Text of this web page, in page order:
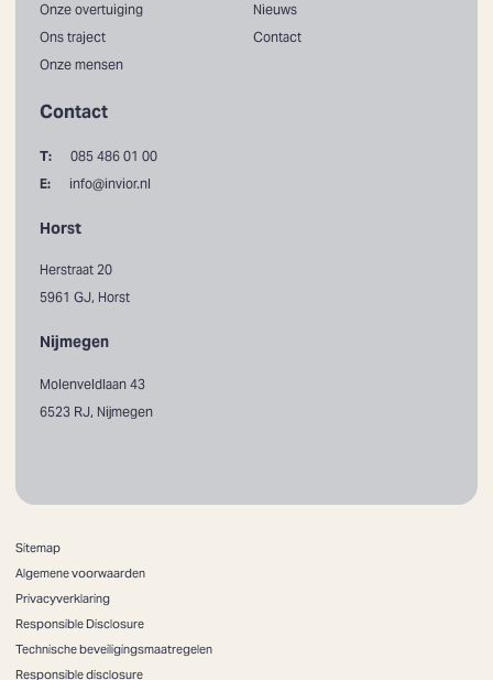
Onze overtuiging
Ons traject
Onze mensen
Nieuws
Contact
Contact
T:
085 486 01 00
E:
info@invior.nl
Horst
Herstraat 20
5961 GJ, Horst
Nijmegen
Molenveldlaan 43
6523 RJ, Nijmegen
Sitemap
Algemene voorwaarden
Privacyverklaring
Responsible Disclosure
Technische beveiligingsmaatregelen
Responsible disclosure